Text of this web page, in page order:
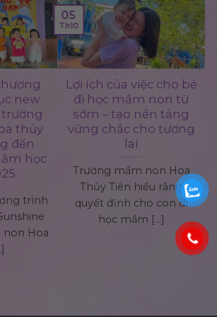
new
thủy
đến
học
trình
Hoa
lợi ích của việc cho bé
đi học mầm non từ
sớm – tạo nền tảng
vững chắc cho tương
lai
Trường mầm non Hoa
Thủy Tiên hiểu rằng
quyết định cho con đi
học mầm [...]
05
Th10